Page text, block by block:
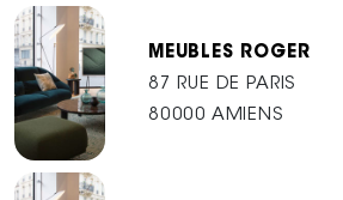
MEUBLES ROGER
87 RUE DE PARIS
80000 AMIENS